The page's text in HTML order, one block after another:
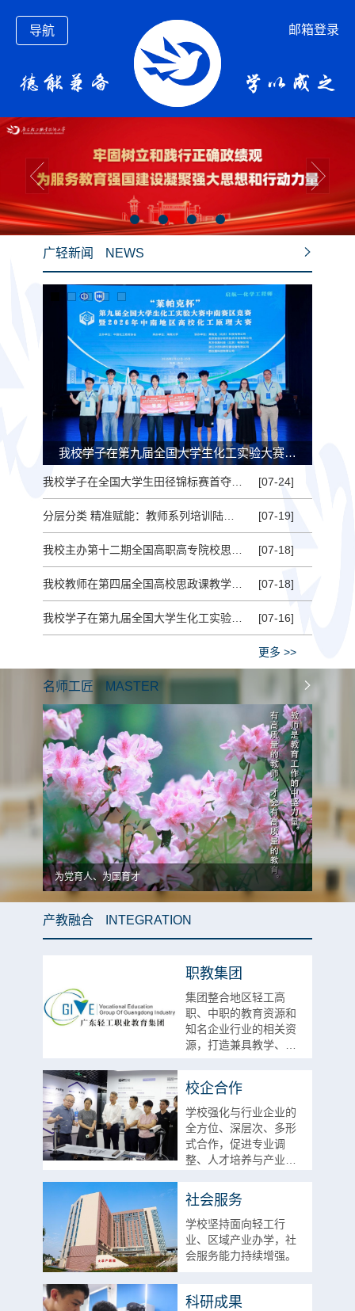
导航 邮箱登录
广轻新闻 NEWS
我校学子在第九届全国大学生化工实验大赛…
我校学子在全国大学生田径锦标赛首夺魁，实现国赛历史性突破 [07-24]
分层分类 精准赋能：教师系列培训陆续开班 陈爽作开班讲话 [07-19]
我校主办第十二期全国高职高专院校思政课骨干教师培训班 [07-18]
我校教师在第四届全国高校思政课教学展示活动中斩获佳绩 [07-18]
我校学子在第九届全国大学生化工实验大赛中南赛区竞赛中斩获一等奖 [07-16]
更多 >>
名师工匠 MASTER
为党育人、为国育才
产教融合 INTEGRATION
职教集团
集团整合地区轻工高
职、中职的教育资源和
知名企业行业的相关资
源，打造兼具教学、培
体的战略联盟。
校企合作
学校强化与行业企业的
全方位、深层次、多形
式合作，促进专业调
整、人才培养与产业需
源创新性整合。
社会服务
学校坚持面向轻工行
业、区域产业办学，社
会服务能力持续增强。
科研成果